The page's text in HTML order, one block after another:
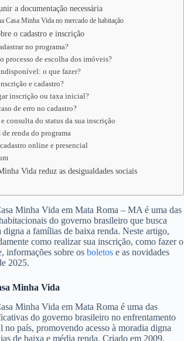
a documentação necessária
Casa Minha Vida no mercado de habitação
o cadastro e inscrição
no programa?
processo de escolha dos imóveis?
o que fazer?
e cadastro?
inscrição ou taxa inicial?
de erro no cadastro?
consulta do status da sua inscrição
de renda do programa
online e presencial
Vida reduz as desigualdades sociais
Minha Vida em Mata Roma – MA é uma das
do governo brasileiro que busca
a famílias de baixa renda. Neste artigo,
como realizar sua inscrição, como fazer o
informações sobre os boletos e as novidades
2025.
Minha Vida
Minha Vida em Mata Roma é uma das
do governo brasileiro no enfrentamento
país, promovendo acesso à moradia digna
de baixa e média renda. Criado em 2009,